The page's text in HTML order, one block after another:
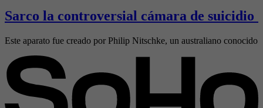
Sarco la controversial cámara de suicidio
Este aparato fue creado por Philip Nitschke, un australiano conocido